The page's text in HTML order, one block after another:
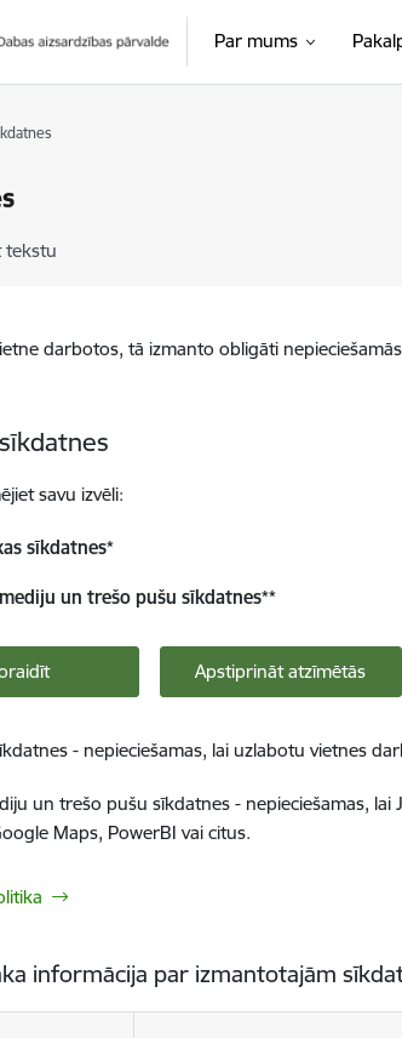
Par mums
tekstu
darbotos, tā izmanto obligāti
savu izvēli:
sīkdatnes*
un trešo pušu sīkdatnes**
Apstiprināt atzīmētās
- nepieciešamas, lai uzlabotu vietnes
un trešo pušu sīkdatnes - nepieciešamas,
Maps, PowerBI vai citus.
informācija par izmantotajām